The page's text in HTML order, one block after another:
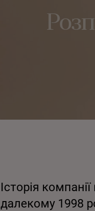
Історія
далекому 1998